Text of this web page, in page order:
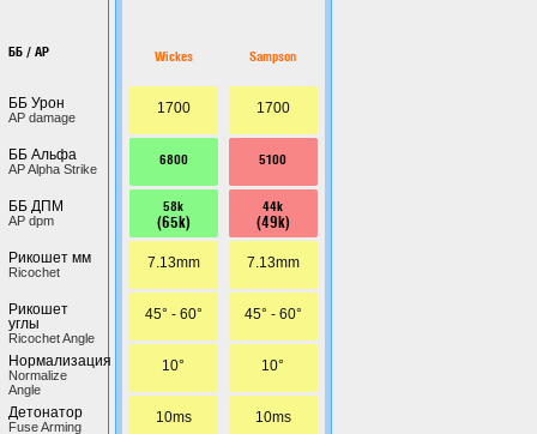
ББ / AP
ББ Урон
AP damage
ББ Альфа
AP Alpha Strike
ББ ДПМ
AP dpm
Рикошет мм
Ricochet
Рикошет
углы
Ricochet Angle
Нормализация
Normalize
Angle
Детонатор
Fuse Arming
Wickes
1700
6800
58k
(65k)
7.13mm
45° - 60°
10°
10ms
Sampson
1700
5100
44k
(49k)
7.13mm
45° - 60°
10°
10ms